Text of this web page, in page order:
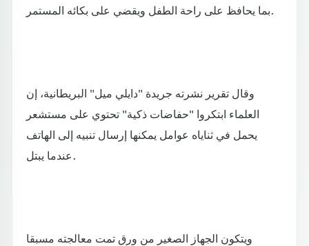
بما يحافظ على راحة الطفل ويقضي على بكائه المستمر.
وقال تقرير نشرته جريدة "دايلي ميل" البريطانية، إن
العلماء ابتكروا "حفاضات ذكية" تحتوي على مستشعر
يحمل في ثناياه عوامل يمكنها إرسال تنبيه إلى الهاتف
عندما يبتل.
ويتكون الجهاز الصغير من ورق تمت معالجته مسبقا